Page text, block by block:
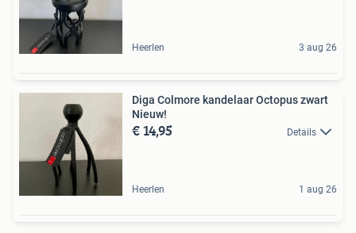
Heerlen 3 aug 26
Diga Colmore kandelaar Octopus zwart
Nieuw!
€ 14,95 Details
Heerlen 1 aug 26